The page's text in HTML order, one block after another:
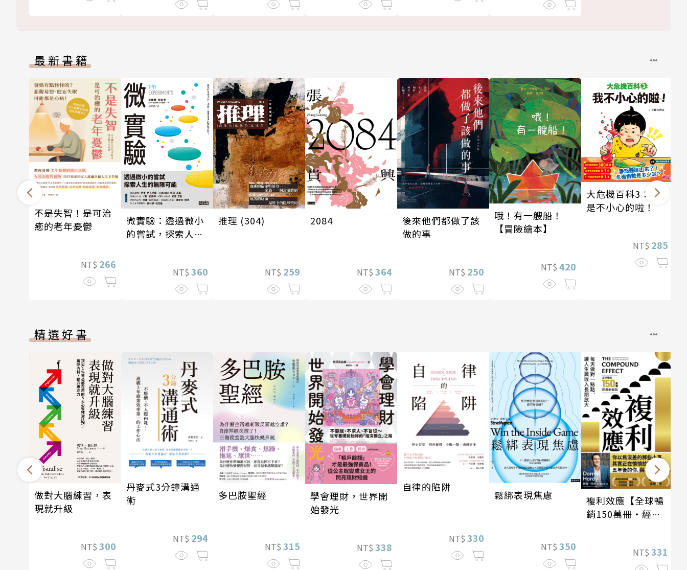
最新書籍
不是失智！是可治
癒的老年憂鬱
NT$ 266
微實驗：透過微小
的嘗試，探索人生
NT$ 360
推理 (304)
NT$ 259
2084
NT$ 364
後來他們都做了該
做的事
NT$ 250
哦！有一艘船！
【冒險繪本】
NT$ 420
大危機百科3：我
是不小心的啦！
NT$ 285
精選好書
做對大腦練習，表
現就升級
NT$ 300
丹麥式3分鐘溝通
術
NT$ 294
多巴胺聖經
NT$ 315
學會理財，世界開
始發光
NT$ 338
自律的陷阱
NT$ 330
鬆綁表現焦慮
NT$ 350
複利效應【全球暢
銷150萬冊・經典
NT$ 331